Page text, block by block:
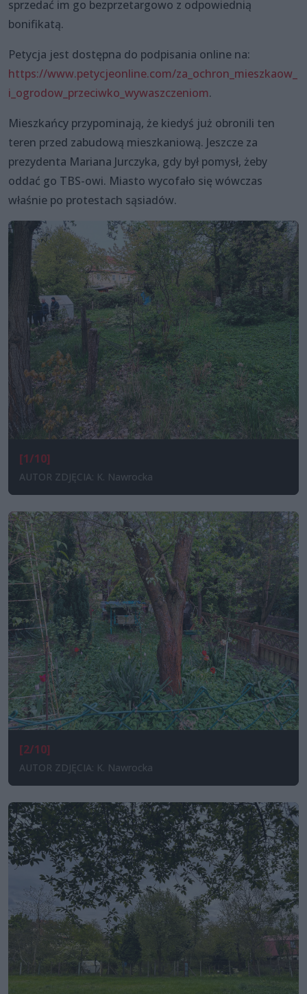
sprzedać im go bezprzetargowo z odpowiednią
bonifikatą.
Petycja jest dostępna do podpisania online na:
https://www.petycjeonline.com/za_ochron_mieszkaow_
i_ogrodow_przeciwko_wywaszczeniom.
Mieszkańcy przypominają, że kiedyś już obronili ten
teren przed zabudową mieszkaniową. Jeszcze za
prezydenta Mariana Jurczyka, gdy był pomysł, żeby
oddać go TBS-owi. Miasto wycofało się wówczas
właśnie po protestach sąsiadów.
[1/10]
AUTOR ZDJĘCIA: K. Nawrocka
[2/10]
AUTOR ZDJĘCIA: K. Nawrocka